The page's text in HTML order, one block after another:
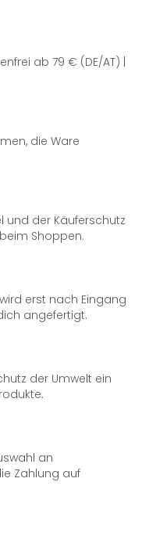
ab 79 € (DE/AT) |
die Ware
und der Käuferschutz
Shoppen.
erst nach Eingang
angefertigt.
der Umwelt ein
an
Zahlung auf